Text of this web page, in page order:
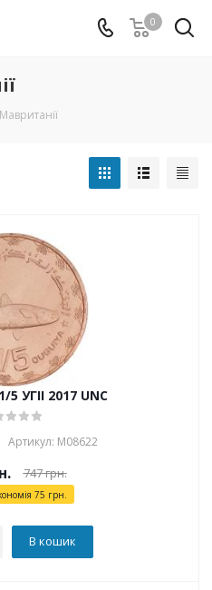
0
УГІІ 2017 UNC
Артикул: М08622
747грн.
75 грн.
В кошик